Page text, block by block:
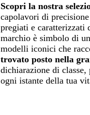
Scopri la nostra
capolavori di
pregiati e caratterizzati
marchio è simbolo di
modelli iconici che
trovato posto nella
dichiarazione di classe,
ogni istante della tua